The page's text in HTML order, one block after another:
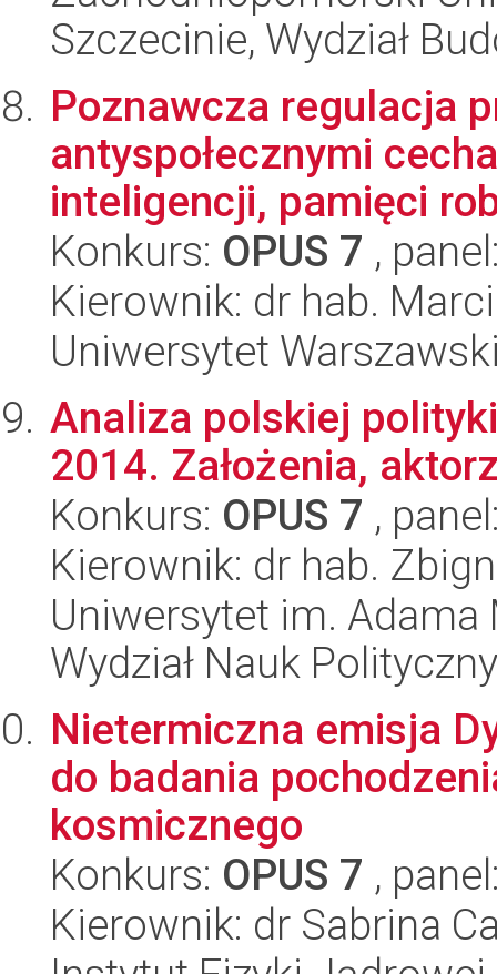
Szczecinie, Wydział
Poznawcza regulacja
antyspołecznymi
inteligencji, pamięci
Konkurs: OPUS 7 ,
Kierownik: dr hab.
Uniwersytet
Analiza polskiej
2014. Założenia,
Konkurs: OPUS 7 ,
Kierownik: dr hab.
Uniwersytet im.
Wydział Nauk
Nietermiczna emisja
do badania
kosmicznego
Konkurs: OPUS 7 ,
Kierownik: dr Sabrina